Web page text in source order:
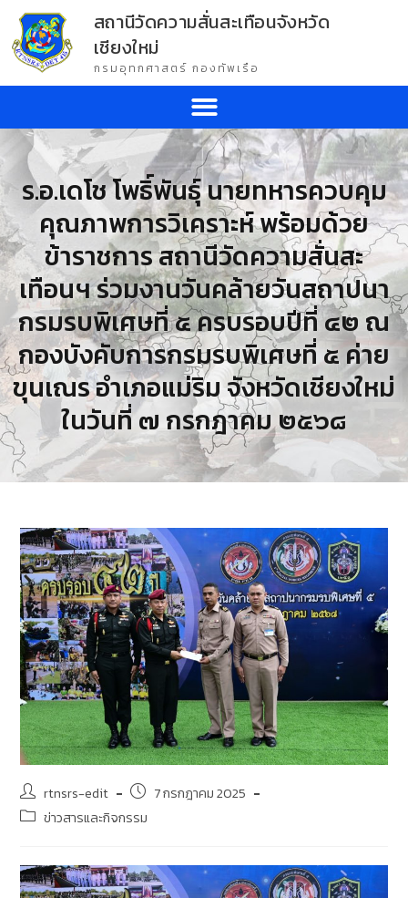
สถานีวัดความสั่นสะเทือนจังหวัด
เชียงใหม่
กรมอุทกศาสตร์ กองทัพเรือ
ร.อ.เดโช โพธิ์พันธุ์ นายทหารควบคุม
คุณภาพการวิเคราะห์ พร้อมด้วย
ข้าราชการ สถานีวัดความสั่นสะ
เทือนฯ ร่วมงานวันคล้ายวันสถาปนา
กรมรบพิเศษที่ ๕ ครบรอบปีที่ ๔๒ ณ
กองบังคับการกรมรบพิเศษที่ ๕ ค่าย
ขุนเณร อำเภอแม่ริม จังหวัดเชียงใหม่
ในวันที่ ๗ กรกฎาคม ๒๕๖๘
rtnsrs-edit
7 กรกฎาคม 2025
ข่าวสารและกิจกรรม